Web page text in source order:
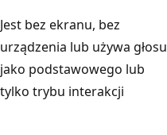
Jest bez ekranu, bez
urządzenia lub używa głosu
jako podstawowego lub
tylko trybu interakcji